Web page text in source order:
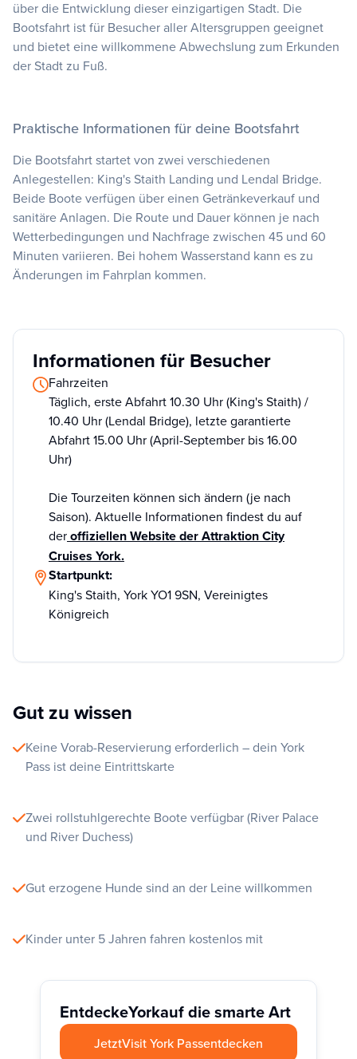
über die Entwicklung dieser einzigartigen Stadt. Die
Bootsfahrt ist für Besucher aller Altersgruppen geeignet
und bietet eine willkommene Abwechslung zum Erkunden
der Stadt zu Fuß.
Praktische Informationen für deine Bootsfahrt
Die Bootsfahrt startet von zwei verschiedenen
Anlegestellen: King's Staith Landing und Lendal Bridge.
Beide Boote verfügen über einen Getränkeverkauf und
sanitäre Anlagen. Die Route und Dauer können je nach
Wetterbedingungen und Nachfrage zwischen 45 und 60
Minuten variieren. Bei hohem Wasserstand kann es zu
Änderungen im Fahrplan kommen.
Informationen für Besucher
Fahrzeiten
Täglich, erste Abfahrt 10.30 Uhr (King's Staith) /
10.40 Uhr (Lendal Bridge), letzte garantierte
Abfahrt 15.00 Uhr (April-September bis 16.00
Uhr)
Die Tourzeiten können sich ändern (je nach
Saison). Aktuelle Informationen findest du auf
deroffiziellen Website der Attraktion City
Cruises York.
Startpunkt:
King's Staith, York YO1 9SN, Vereinigtes
Königreich
Gut zu wissen
Keine Vorab-Reservierung erforderlich – dein York
Pass ist deine Eintrittskarte
Zwei rollstuhlgerechte Boote verfügbar (River Palace
und River Duchess)
Gut erzogene Hunde sind an der Leine willkommen
Kinder unter 5 Jahren fahren kostenlos mit
EntdeckeYorkauf die smarte Art
JetztVisit York Passentdecken